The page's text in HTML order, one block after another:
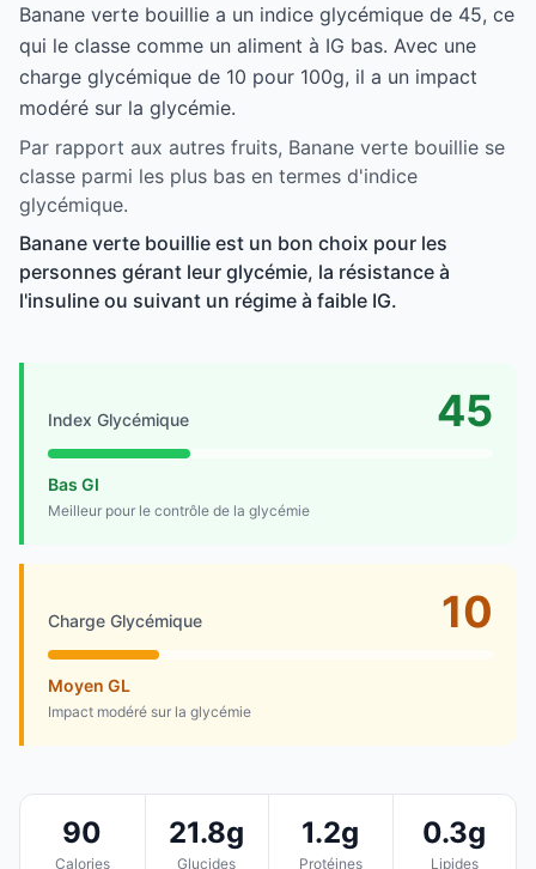
Banane verte bouillie a un indice glycémique de 45, ce
qui le classe comme un aliment à IG bas. Avec une
charge glycémique de 10 pour 100g, il a un impact
modéré sur la glycémie.
Par rapport aux autres fruits, Banane verte bouillie se
classe parmi les plus bas en termes d'indice
glycémique.
Banane verte bouillie est un bon choix pour les
personnes gérant leur glycémie, la résistance à
l'insuline ou suivant un régime à faible IG.
Index Glycémique 45
Bas GI
Meilleur pour le contrôle de la glycémie
Charge Glycémique 10
Moyen GL
Impact modéré sur la glycémie
90
Calories
21.8g
Glucides
1.2g
Protéines
0.3g
Lipides